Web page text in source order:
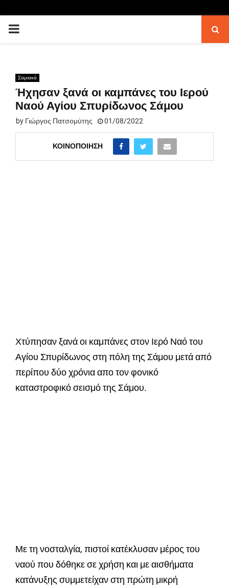
PRIMARY
Σαμιακά
Ήχησαν ξανά οι καμπάνες του Ιερού
Ναού Αγίου Σπυρίδωνος Σάμου
by Γιώργος Πατσομύτης 01/08/2022
ΚΟΙΝΟΠΟΊΗΣΗ
Χτύπησαν ξανά οι καμπάνες στον Ιερό Ναό του
Αγίου Σπυρίδωνος στη πόλη της Σάμου μετά από
περίπου δύο χρόνια απο τον φονικό
καταστροφικό σεισμό της Σάμου.
Με τη νοσταλγία, πιστοί κατέκλυσαν μέρος του
ναού που δόθηκε σε χρήση και με αισθήματα
κατάνυξης συμμετείχαν στη πρώτη μικρή